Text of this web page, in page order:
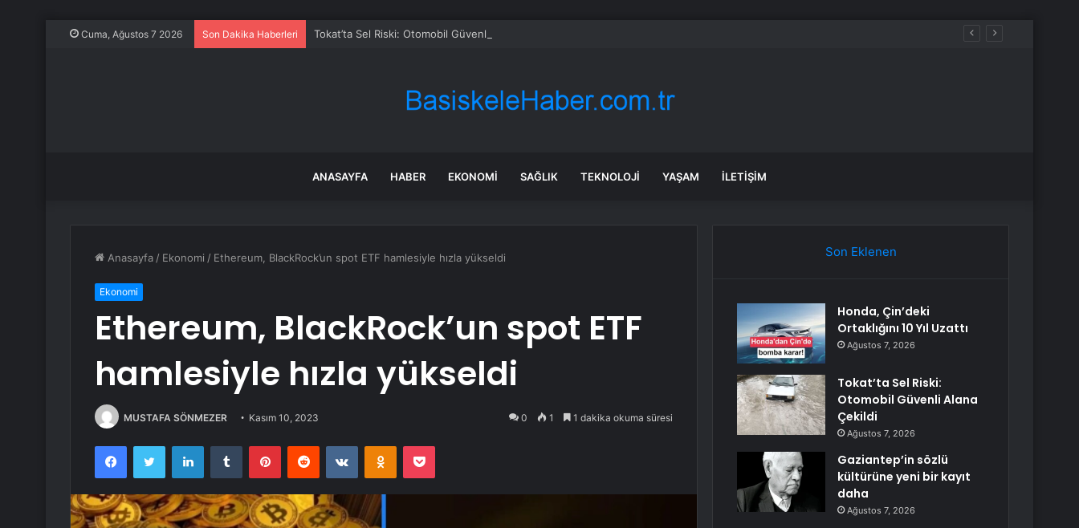
Cuma, Ağustos 7 2026 Son Dakika Haberleri Tokat’ta Sel Riski: Otomobil Güvenli Alana Çekildi
ANASAYFA HABER EKONOMI SAĞLIK TEKNOLOJI YAŞAM İLETIŞIM
Anasayfa / Ekonomi / Ethereum, BlackRock’un spot ETF hamlesiyle hızla yükseldi
Ekonomi
Ethereum, BlackRock’un spot ETF
hamlesiyle hızla yükseldi
MUSTAFA SÖNMEZER Kasım 10, 2023 0 1 1 dakika okuma süresi
FacebookTwitter LinkedInTumblr PinterestReddit VKontakteOdnoklassniki
Pocket
Son Eklenen
Honda, Çin’deki
Ortaklığını 10 Yıl Uzattı
Ağustos 7, 2026
Tokat’ta Sel Riski:
Otomobil Güvenli Alana
Çekildi
Ağustos 7, 2026
Gaziantep’in sözlü
kültürüne yeni bir kayıt
daha
Ağustos 7, 2026